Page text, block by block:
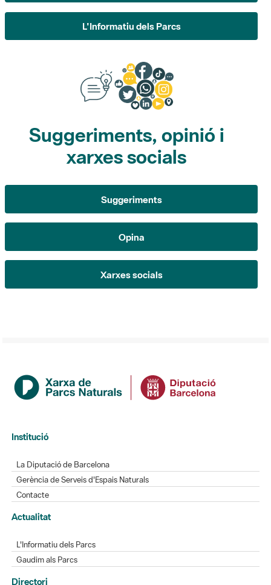
Suggeriments, opinió i
xarxes socials
Suggeriments
Opina
Xarxes socials
Institució
Gerència de Serveis d'Espais Naturals
Actualitat
L'Informatiu dels Parcs
Gaudim als Parcs
Directori de contacte
Xarxes socials